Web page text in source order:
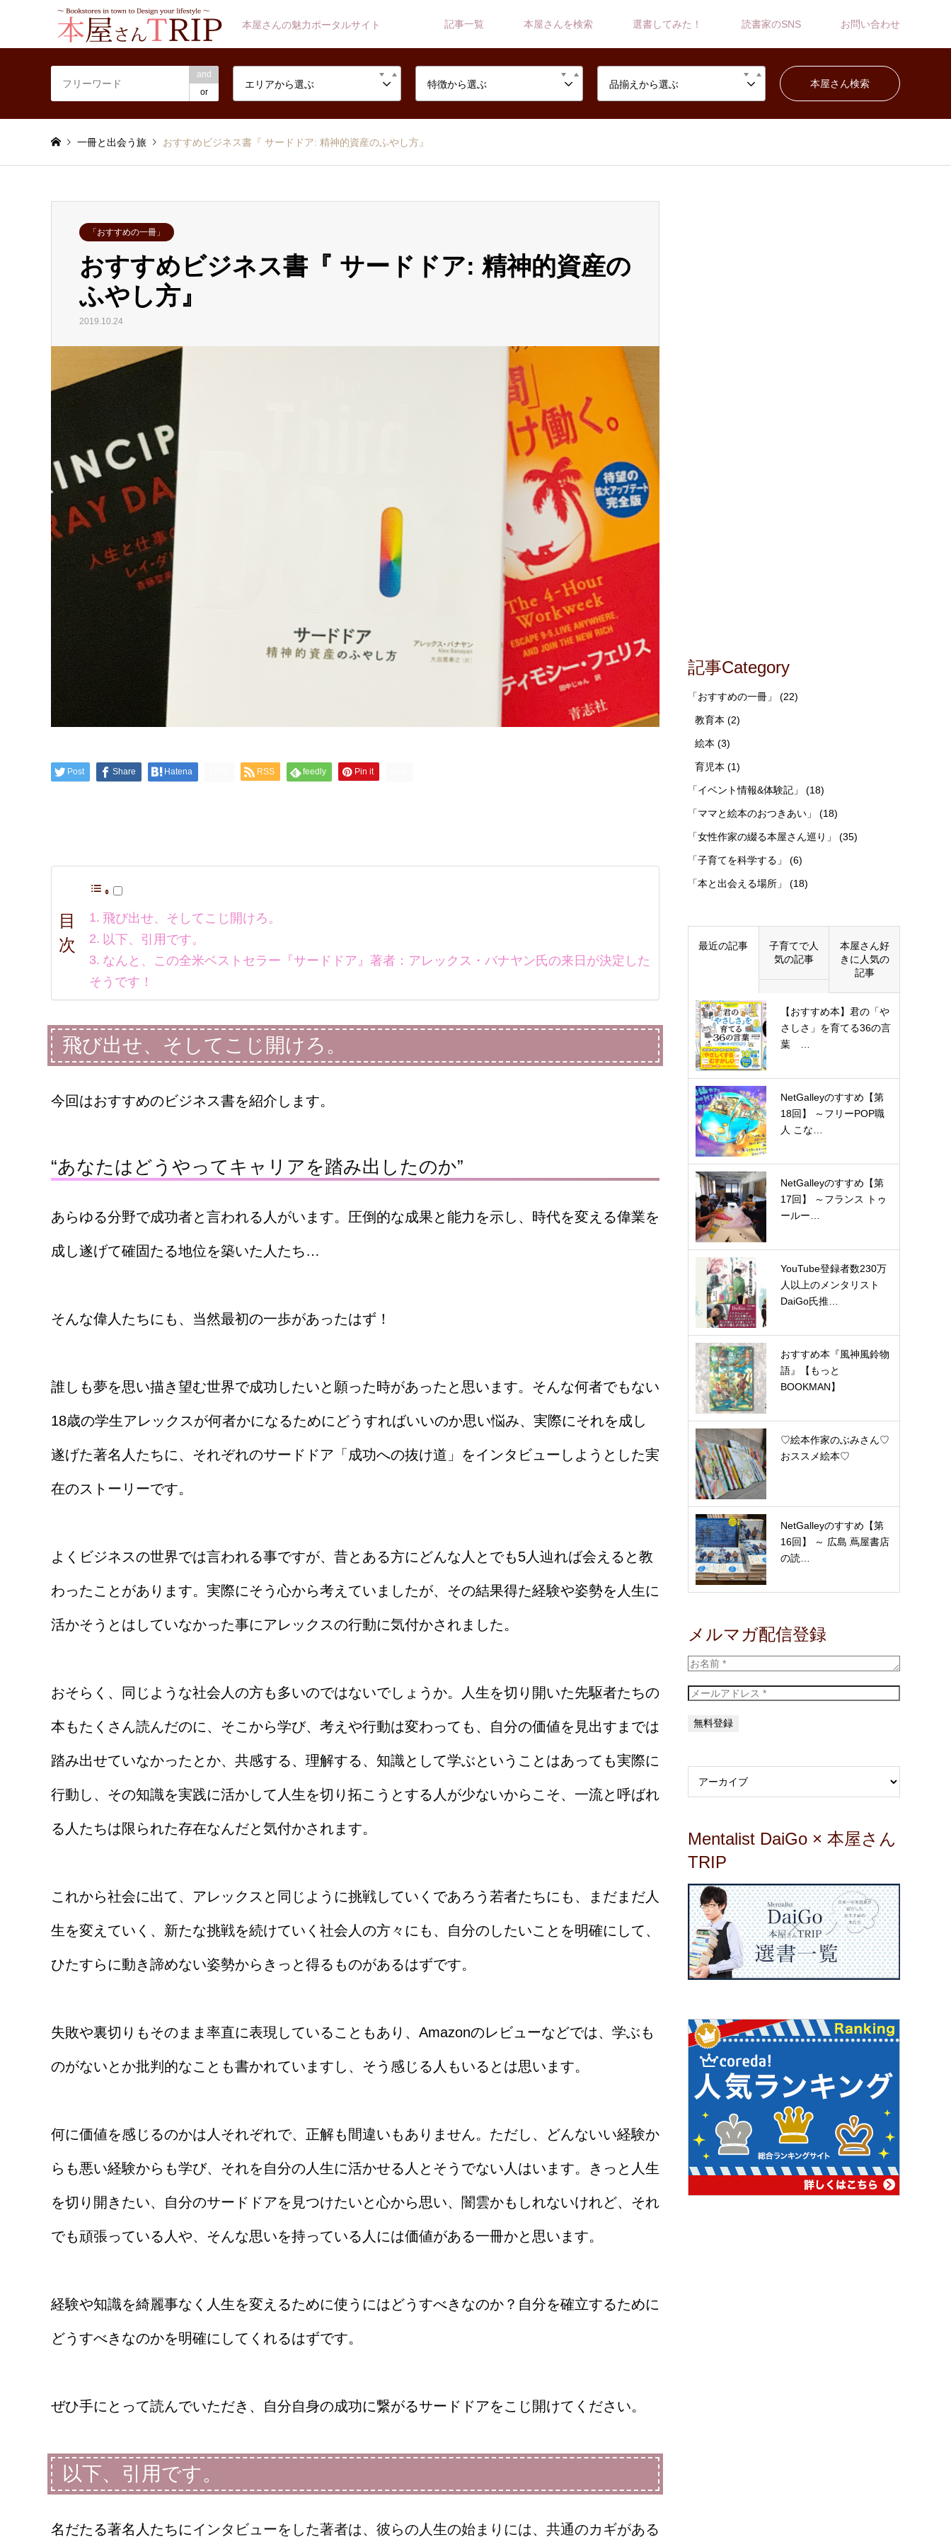
本屋さんの魅力ポータルサイト 記事一覧 本屋さんを検索 選書してみた！ 読書家のSNS お問い合わせ
and
or
エリアから選ぶ 特徴から選ぶ 品揃えから選ぶ
一冊と出会う旅 おすすめビジネス書『 サードドア: 精神的資産のふやし方』
「おすすめの一冊」
おすすめビジネス書『 サードドア: 精神的資産の
ふやし方』
2019.10.24
Post Share Hatena RSS feedly Pin it
目
次
飛び出せ、そしてこじ開けろ。
以下、引用です。
なんと、この全米ベストセラー『サードドア』著者：アレックス・バナヤン氏の来日が決定した
そうです！
飛び出せ、そしてこじ開けろ。
今回はおすすめのビジネス書を紹介します。
“あなたはどうやってキャリアを踏み出したのか”
あらゆる分野で成功者と言われる人がいます。圧倒的な成果と能力を示し、時代を変える偉業を
成し遂げて確固たる地位を築いた人たち…
そんな偉人たちにも、当然最初の一歩があったはず！
誰しも夢を思い描き望む世界で成功したいと願った時があったと思います。そんな何者でもない
18歳の学生アレックスが何者かになるためにどうすればいいのか思い悩み、実際にそれを成し
遂げた著名人たちに、それぞれのサードドア「成功への抜け道」をインタビューしようとした実
在のストーリーです。
よくビジネスの世界では言われる事ですが、昔とある方にどんな人とでも5人辿れば会えると教
わったことがあります。実際にそう心から考えていましたが、その結果得た経験や姿勢を人生に
活かそうとはしていなかった事にアレックスの行動に気付かされました。
おそらく、同じような社会人の方も多いのではないでしょうか。人生を切り開いた先駆者たちの
本もたくさん読んだのに、そこから学び、考えや行動は変わっても、自分の価値を見出すまでは
踏み出せていなかったとか、共感する、理解する、知識として学ぶということはあっても実際に
行動し、その知識を実践に活かして人生を切り拓こうとする人が少ないからこそ、一流と呼ばれ
る人たちは限られた存在なんだと気付かされます。
これから社会に出て、アレックスと同じように挑戦していくであろう若者たちにも、まだまだ人
生を変えていく、新たな挑戦を続けていく社会人の方々にも、自分のしたいことを明確にして、
ひたすらに動き諦めない姿勢からきっと得るものがあるはずです。
失敗や裏切りもそのまま率直に表現していることもあり、Amazonのレビューなどでは、学ぶも
のがないとか批判的なことも書かれていますし、そう感じる人もいるとは思います。
何に価値を感じるのかは人それぞれで、正解も間違いもありません。ただし、どんないい経験か
らも悪い経験からも学び、それを自分の人生に活かせる人とそうでない人はいます。 きっと人生
を切り開きたい、自分のサードドアを見つけたいと心から思い、闇雲かもしれないけれど、それ
でも頑張っている人や、そんな思いを持っている人には価値がある一冊かと思います。
経験や知識を綺麗事なく人生を変えるために使うにはどうすべきなのか？自分を確立するために
どうすべきなのかを明確にしてくれるはずです。
ぜひ手にとって読んでいただき、自分自身の成功に繋がるサードドアをこじ開けてください。
以下、引用です。
名だたる著名人たちにインタビューをした著者は、 彼らの人生の始まりには、共通のカギがある
記事Category
「おすすめの一冊」 (22)
教育本 (2)
絵本 (3)
育児本 (1)
「イベント情報&体験記」 (18)
「ママと絵本のおつきあい」 (18)
「女性作家の綴る本屋さん巡り」 (35)
「子育てを科学する」 (6)
「本と出会える場所」 (18)
最近の記事
子育てで人
気の記事
本屋さん好
きに人気の
記事
【おすすめ本】君の「や
さしさ」を育てる36の言
葉 …
NetGalleyのすすめ【第
18回】 ～フリーPOP職
人 こな…
NetGalleyのすすめ【第
17回】 ～フランス トゥ
ールー…
YouTube登録者数230万
人以上のメンタリスト
DaiGo氏推…
おすすめ本『風神風鈴物
語』【もっと
BOOKMAN】
♡絵本作家のぶみさん♡
おススメ絵本♡
NetGalleyのすすめ【第
16回】 ～ 広島 蔦屋書店
の読…
メルマガ配信登録
Mentalist DaiGo × 本屋さん
TRIP